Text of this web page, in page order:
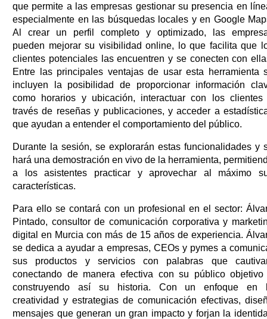
que permite a las empresas gestionar su presencia en
especialmente en las búsquedas locales y en Google
Al crear un perfil completo y optimizado, las
pueden mejorar su visibilidad online, lo que facilita que
clientes potenciales las encuentren y se conecten con
Entre las principales ventajas de usar esta herramienta
incluyen la posibilidad de proporcionar información
como horarios y ubicación, interactuar con los clientes
través de reseñas y publicaciones, y acceder a
que ayudan a entender el comportamiento del público.
Durante la sesión, se explorarán estas funcionalidades y
hará una demostración en vivo de la herramienta,
a los asistentes practicar y aprovechar al máximo
características.
Para ello se contará con un profesional en el sector:
Pintado, consultor de comunicación corporativa y
digital en Murcia con más de 15 años de experiencia.
se dedica a ayudar a empresas, CEOs y pymes a
sus productos y servicios con palabras que
conectando de manera efectiva con su público
construyendo así su historia. Con un enfoque en
creatividad y estrategias de comunicación efectivas,
mensajes que generan un gran impacto y forjan la